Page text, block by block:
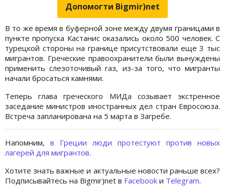
Допомогти Bigmir)net
В то же время в буферной зоне между двумя границами в
пункте пропуска Кастанис оказались около 500 человек. С
турецкой стороны на границе присутствовали еще 3 тыс
мигрантов. Греческие правоохранители были вынуждены
применить слезоточивый газ, из-за того, что мигранты
начали бросаться камнями.
Теперь глава греческого МИДа созывает экстренное
заседание министров иностранных дел стран Евросоюза.
Встреча запланирована на 5 марта в Загребе.
Напомним, в Греции люди протестуют против новых
лагерей для мигрантов.
Хотите знать важные и актуальные новости раньше всех?
Подписывайтесь на Bigmir)net в Facebook и Telegram.